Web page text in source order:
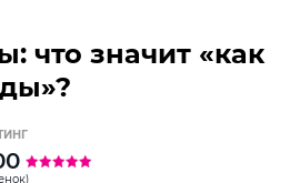
что значит «как